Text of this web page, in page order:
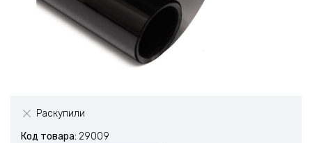
Раскупили
Код товара: 29009